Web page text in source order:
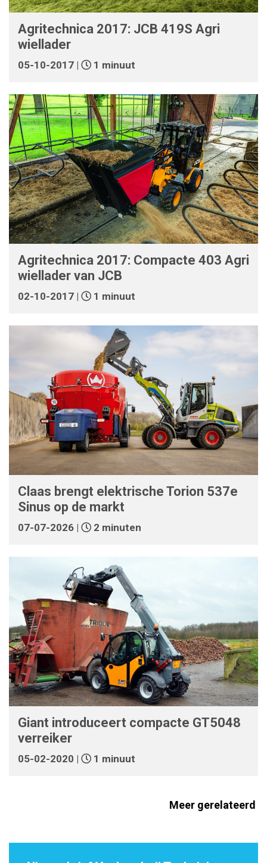
Agritechnica 2017: JCB 419S Agri
wiellader
05-10-2017 | 1 minuut
Agritechnica 2017: Compacte 403 Agri
wiellader van JCB
02-10-2017 | 1 minuut
Claas brengt elektrische Torion 537e
Sinus op de markt
07-07-2026 | 2 minuten
Giant introduceert compacte GT5048
verreiker
05-02-2020 | 1 minuut
Meer gerelateerd